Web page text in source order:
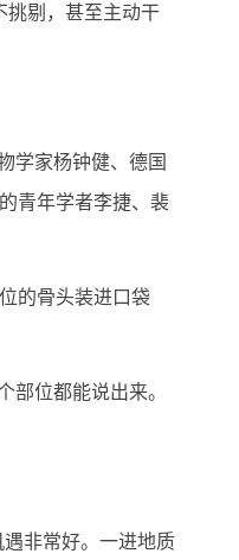
剔，甚至主动干
学家杨钟健、德国
青年学者李捷、裴
的骨头装进口袋
位都能说出来。
非常好。一进地质